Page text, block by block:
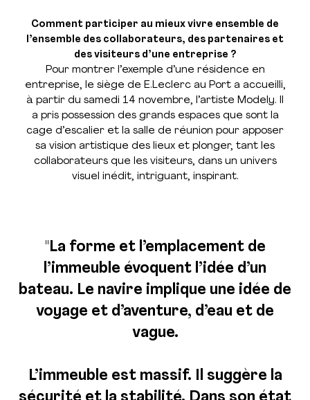
Comment participer au mieux vivre ensemble de
l’ensemble des collaborateurs, des partenaires et
des visiteurs d’une entreprise ?
Pour montrer l’exemple d’une résidence en
entreprise, le siège de E.Leclerc au Port a accueilli,
à partir du samedi 14 novembre, l’artiste Modely. Il
a pris possession des grands espaces que sont la
cage d’escalier et la salle de réunion pour apposer
sa vision artistique des lieux et plonger, tant les
collaborateurs que les visiteurs, dans un univers
visuel inédit, intriguant, inspirant.
"La forme et l’emplacement de
l’immeuble évoquent l’idée d’un
bateau. Le navire implique une idée de
voyage et d’aventure, d’eau et de
vague.
L’immeuble est massif. Il suggère la